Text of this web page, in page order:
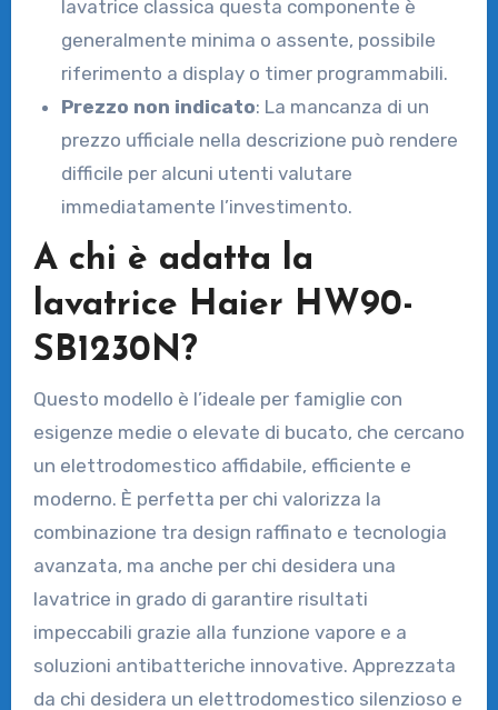
lavatrice classica questa componente è
generalmente minima o assente, possibile
riferimento a display o timer programmabili.
Prezzo non indicato: La mancanza di un
prezzo ufficiale nella descrizione può rendere
difficile per alcuni utenti valutare
immediatamente l’investimento.
A chi è adatta la
lavatrice Haier HW90-
SB1230N?
Questo modello è l’ideale per famiglie con
esigenze medie o elevate di bucato, che cercano
un elettrodomestico affidabile, efficiente e
moderno. È perfetta per chi valorizza la
combinazione tra design raffinato e tecnologia
avanzata, ma anche per chi desidera una
lavatrice in grado di garantire risultati
impeccabili grazie alla funzione vapore e a
soluzioni antibatteriche innovative. Apprezzata
da chi desidera un elettrodomestico silenzioso e